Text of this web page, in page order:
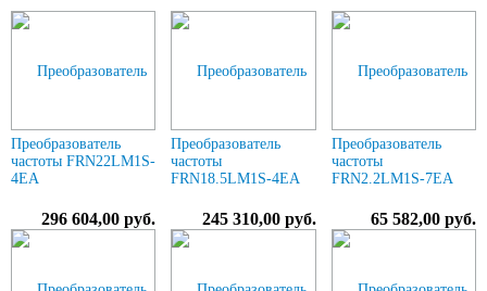
Преобразователь
частоты FRN22LM1S-
4EA
296 604,00 руб.
Преобразователь
частоты
FRN18.5LM1S-4EA
245 310,00 руб.
Преобразователь
частоты
FRN2.2LM1S-7EA
65 582,00 руб.